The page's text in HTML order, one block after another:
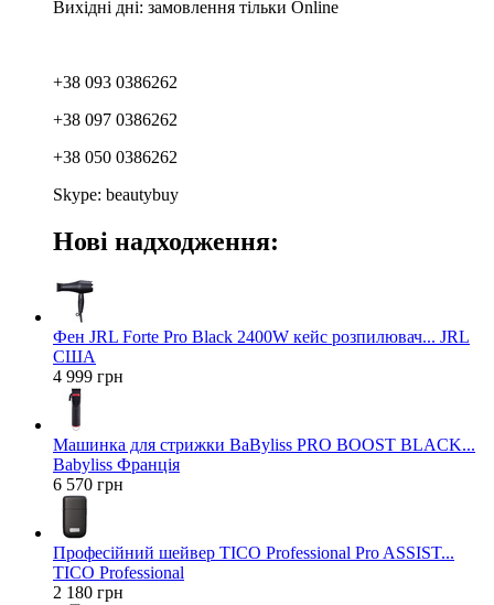
Вихідні дні: замовлення тільки Online
+38 093 0386262
+38 097 0386262
+38 050 0386262
Skype: beautybuy
Нові надходження:
Фен JRL Forte Pro Black 2400W кейс розпилювач... JRL
США
4 999 грн
Машинка для стрижки BaByliss PRO BOOST BLACK...
Babyliss Франція
6 570 грн
Професійний шейвер TICO Professional Pro ASSIST...
TICO Professional
2 180 грн